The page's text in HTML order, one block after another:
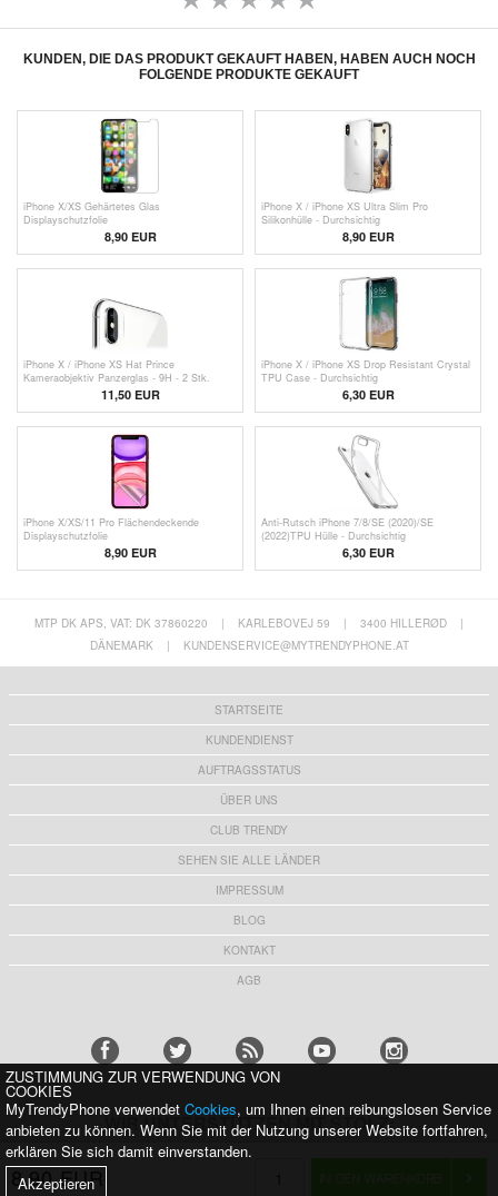
KUNDEN, DIE DAS PRODUKT GEKAUFT HABEN, HABEN AUCH NOCH
FOLGENDE PRODUKTE GEKAUFT
iPhone X/XS Gehärtetes Glas
Displayschutzfolie
8,90 EUR
iPhone X / iPhone XS Ultra Slim Pro
Silikonhülle - Durchsichtig
8,90 EUR
iPhone X / iPhone XS Hat Prince
Kameraobjektiv Panzerglas - 9H - 2 Stk.
11,50 EUR
iPhone X / iPhone XS Drop Resistant Crystal
TPU Case - Durchsichtig
6,30 EUR
iPhone X/XS/11 Pro Flächendeckende
Displayschutzfolie
8,90 EUR
Anti-Rutsch iPhone 7/8/SE (2020)/SE
(2022)TPU Hülle - Durchsichtig
6,30 EUR
8,90 EUR
MTP DK APS, VAT: DK 37860220 | KARLEBOVEJ 59 | 3400 HILLERØD
|
DÄNEMARK
| KUNDENSERVICE@MYTRENDYPHONE.AT
STARTSEITE
KUNDENDIENST
AUFTRAGSSTATUS
ÜBER UNS
CLUB TRENDY
SEHEN SIE ALLE LÄNDER
IMPRESSUM
BLOG
KONTAKT
AGB
WIR UNTERSTÜTZEN MIT STOLZ:
ZUSTIMMUNG ZUR VERWENDUNG VON
COOKIES
MyTrendyPhone verwendet Cookies, um Ihnen einen reibungslosen Service
anbieten zu können. Wenn Sie mit der Nutzung unserer Website fortfahren,
erklären Sie sich damit einverstanden.
Akzeptieren